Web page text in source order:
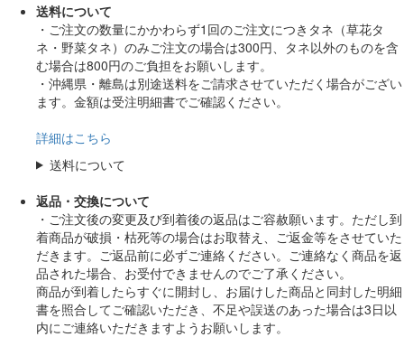
送料について
・ご注文の数量にかかわらず1回のご注文につきタネ（草花タ
ネ・野菜タネ）のみご注文の場合は300円、タネ以外のものを含
む場合は800円のご負担をお願いします。
・沖縄県・離島は別途送料をご請求させていただく場合がござい
ます。金額は受注明細書でご確認ください。
詳細はこちら
送料について
返品・交換について
・ご注文後の変更及び到着後の返品はご容赦願います。ただし到
着商品が破損・枯死等の場合はお取替え、ご返金等をさせていた
だきます。ご返品前に必ずご連絡ください。ご連絡なく商品を返
品された場合、お受付できませんのでご了承ください。
商品が到着したらすぐに開封し、お届けした商品と同封した明細
書を照合してご確認いただき、不足や誤送のあった場合は3日以
内にご連絡いただきますようお願いします。